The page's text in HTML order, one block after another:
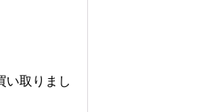
い取りまし